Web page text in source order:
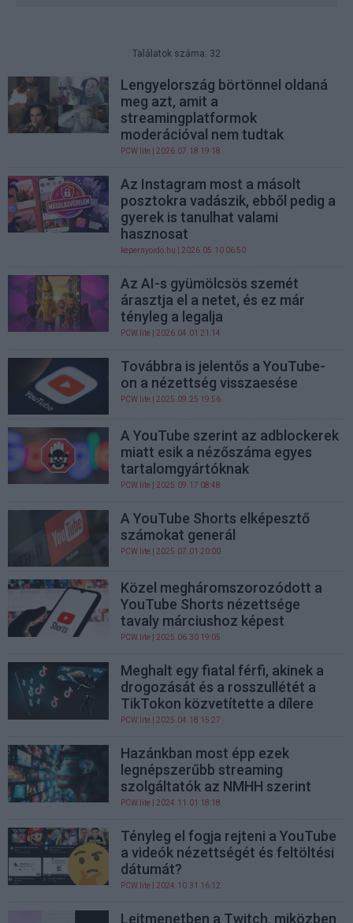
Találatok száma: 32
Lengyelország börtönnel oldaná
meg azt, amit a
streamingplatformok
moderációval nem tudtak
PCW.lite | 2026.07.18 19:18
Az Instagram most a másolt
posztokra vadászik, ebből pedig a
gyerek is tanulhat valami
hasznosat
kepernyoido.hu | 2026.05.10 06:50
Az AI-s gyümölcsös szemét
árasztja el a netet, és ez már
tényleg a legalja
PCW.lite | 2026.04.01 21:14
Továbbra is jelentős a YouTube-
on a nézettség visszaesése
PCW.lite | 2025.09.25 19:56
A YouTube szerint az adblockerek
miatt esik a nézőszáma egyes
tartalomgyártóknak
PCW.lite | 2025.09.17 08:48
A YouTube Shorts elképesztő
számokat generál
PCW.lite | 2025.07.01 20:00
Közel megháromszorozódott a
YouTube Shorts nézettsége
tavaly márciushoz képest
PCW.lite | 2025.06.30 19:05
Meghalt egy fiatal férfi, akinek a
drogozását és a rosszullétét a
TikTokon közvetítette a dílere
PCW.lite | 2025.04.18 15:27
Hazánkban most épp ezek
legnépszerűbb streaming
szolgáltatók az NMHH szerint
PCW.lite | 2024.11.01 18:18
Tényleg el fogja rejteni a YouTube
a videók nézettségét és feltöltési
dátumát?
PCW.lite | 2024.10.31 16:12
Lejtmenetben a Twitch, miközben